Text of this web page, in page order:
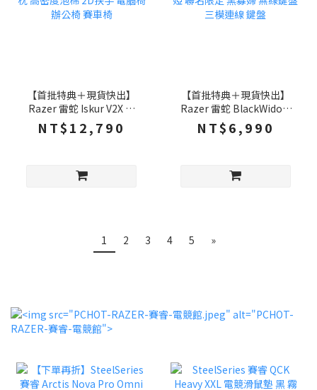
【首批特典＋現貨快出】
Razer 雷蛇 Iskur V2X 鳴
潮 達妮婭 聯名限定 電競椅
內置腰枕 高密度泡棉 2D扶
NT$12,790
【首批特典＋現貨快出】
Razer 雷蛇 BlackWidow
V4 TKL HyperSpeed 鳴潮
達妮婭 聯名限定 黑寡婦 無
NT$6,990
1 2 3 4 5 »